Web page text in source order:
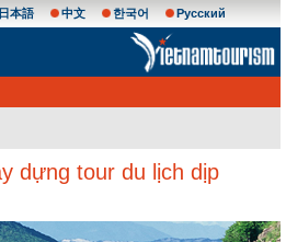
日本語 中文 한국어 Русский
dựng tour du lịch dịp